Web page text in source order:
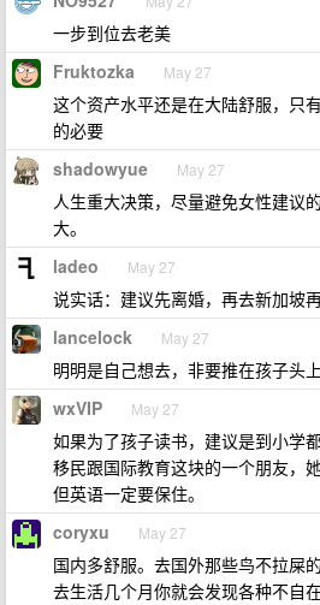
一步到位去老美
Fruktozka May 27
这个资产水平还是在大陆舒服，只
的必要
shadowyue May 27
人生重大决策，尽量避免女性建议
大。
ladeo May 27
说实话：建议先离婚，再去新加坡再
lancelock May 27
明明是自己想去，非要推在孩子头
wxVIP May 27
如果为了孩子读书，建议是到小学
移民跟国际教育这块的一个朋友，
但英语一定要保住。
coryxu May 27
国内多舒服。去国外那些鸟不拉屎
去生活几个月你就会发现各种不自在